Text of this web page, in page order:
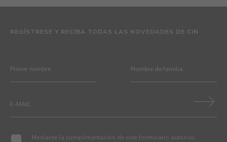
REGÍSTRESE Y RECIBA TODAS LAS NOVEDADES DE CIN
Mediante la cumplimentación de este formulario autorizo